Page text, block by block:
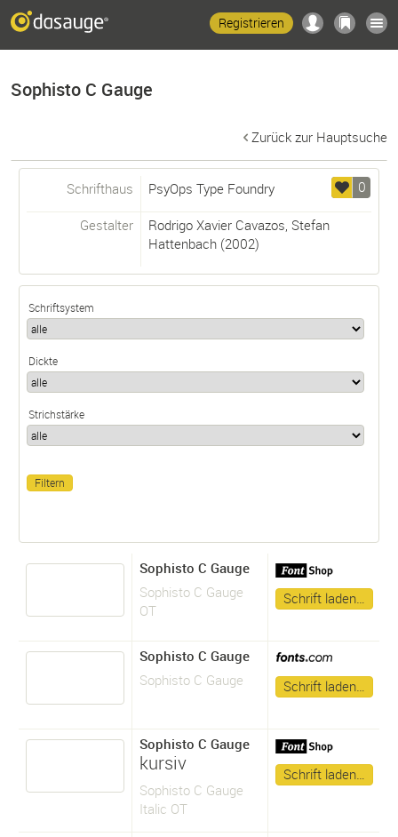
Registrieren
Sophisto C Gauge
Zurück zur Hauptsuche
0
Schrifthaus PsyOps Type Foundry
Gestalter Rodrigo Xavier Cavazos, Stefan
Hattenbach(2002)
Schriftsystem
Dickte
Strichstärke
Sophisto C Gauge
Sophisto C Gauge
OT
Schrift laden…
Sophisto C Gauge
Sophisto C Gauge
Schrift laden…
Sophisto C Gauge
kursiv
Sophisto C Gauge
Italic OT
Schrift laden…